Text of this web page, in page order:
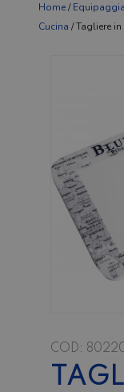
Home/
Cucina / Tagliere
COD: